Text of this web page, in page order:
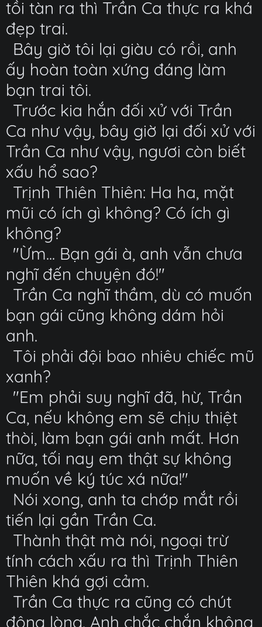
tồi tàn ra thì Trần Ca thực ra khá
đẹp trai.
Bây giờ tôi lại giàu có rồi, anh
ấy hoàn toàn xứng đáng làm
bạn trai tôi.
Trước kia hắn đối xử với Trần
Ca như vậy, bây giờ lại đối xử với
Trần Ca như vậy, ngươi còn biết
xấu hổ sao?
Trịnh Thiên Thiên: Ha ha, mặt
mũi có ích gì không? Có ích gì
không?
"Ừm... Bạn gái à, anh vẫn chưa
nghĩ đến chuyện đó!"
Trần Ca nghĩ thầm, dù có muốn
bạn gái cũng không dám hỏi
anh.
Tôi phải đội bao nhiêu chiếc mũ
xanh?
"Em phải suy nghĩ đã, hừ, Trần
Ca, nếu không em sẽ chịu thiệt
thòi, làm bạn gái anh mất. Hơn
nữa, tối nay em thật sự không
muốn về ký túc xá nữa!"
Nói xong, anh ta chớp mắt rồi
tiến lại gần Trần Ca.
Thành thật mà nói, ngoại trừ
tính cách xấu ra thì Trịnh Thiên
Thiên khá gợi cảm.
Trần Ca thực ra cũng có chút
động lòng. Anh chắc chắn không